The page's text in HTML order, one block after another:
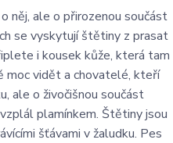
něj, ale o přirozenou součást
se vyskytují štětiny z prasat
i kousek kůže, která tam
moc vidět a chovatelé, kteří
ale o živočišnou součást
plamínkem. Štětiny jsou
šťávami v žaludku. Pes